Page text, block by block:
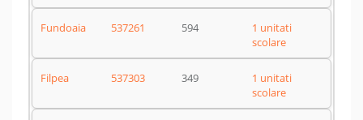
Fundoaia 537261 594
1 unitati
scolare
Filpea 537303 349
1 unitati
scolare